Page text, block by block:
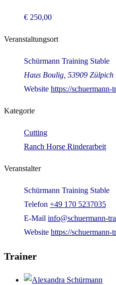
€ 250,00
Veranstaltungsort
Schürmann Training Stable
Haus Boulig, 53909 Zülpich
Website https://schuermann-
Kategorie
Cutting
Ranch Horse Rinderarbeit
Veranstalter
Schürmann Training Stable
Telefon +49 170 5237035
E-Mail info@schuermann-
Website https://schuermann-
Trainer